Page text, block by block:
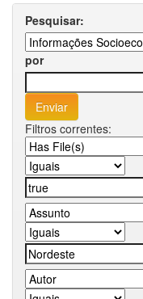
Pesquisar:
por
Filtros correntes: